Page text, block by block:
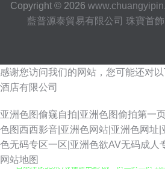
Copyright © 2026
藍普源泰貿易有限公司 珠寶首飾
感谢您访问我们的网站，您可能还对
酒店有限公司
亚洲色图偷窥自拍|亚洲色图偷拍第一
色图西西影音|亚洲色网站|亚洲色网址|
色无码专区一区|亚洲色欲AV无码成人
网站地图
日本理论53水 AV操逼电影 av一区二区三区 韩